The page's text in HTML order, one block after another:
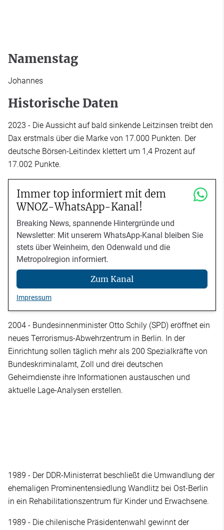
Namenstag
Johannes
Historische Daten
2023 - Die Aussicht auf bald sinkende Leitzinsen treibt den
Dax erstmals über die Marke von 17.000 Punkten. Der
deutsche Börsen-Leitindex klettert um 1,4 Prozent auf
17.002 Punkte.
Immer top informiert mit dem
WNOZ-WhatsApp-Kanal!
Breaking News, spannende Hintergründe und
Newsletter: Mit unserem WhatsApp-Kanal bleiben Sie
stets über Weinheim, den Odenwald und die
Metropolregion informiert.
Zum Kanal
Impressum
2004 - Bundesinnenminister Otto Schily (SPD) eröffnet ein
neues Terrorismus-Abwehrzentrum in Berlin. In der
Einrichtung sollen täglich mehr als 200 Spezialkräfte von
Bundeskriminalamt, Zoll und drei deutschen
Geheimdienste ihre Informationen austauschen und
aktuelle Lage-Analysen erstellen.
1989 - Der DDR-Ministerrat beschließt die Umwandlung der
ehemaligen Prominentensiedlung Wandlitz bei Ost-Berlin
in ein Rehabilitationszentrum für Kinder und Erwachsene.
1989 - Die chilenische Präsidentenwahl gewinnt der